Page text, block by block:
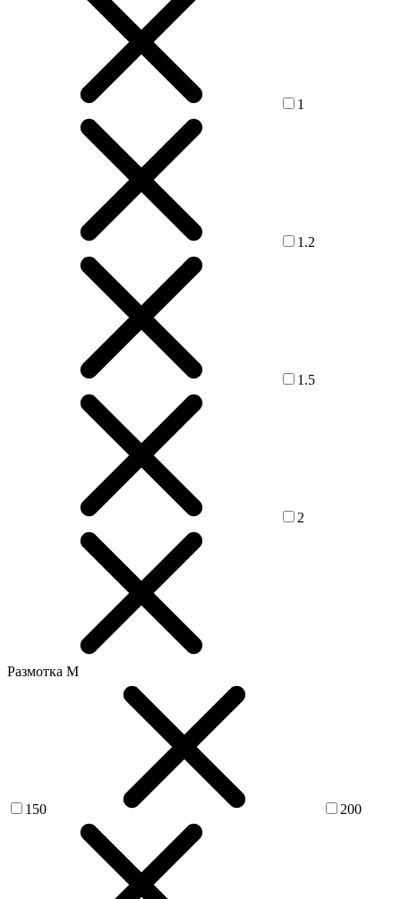
1
1.2
1.5
2
Размотка М
150 200